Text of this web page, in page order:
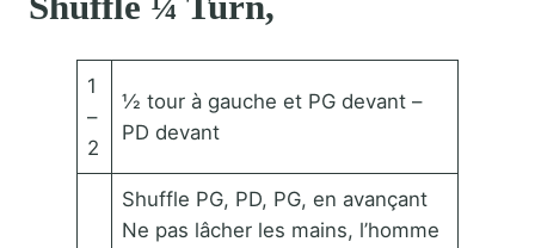
1
–
2
½ tour à gauche et PG devant –
PD devant
Shuffle PG, PD, PG, en avançant
Ne pas lâcher les mains, l’homme